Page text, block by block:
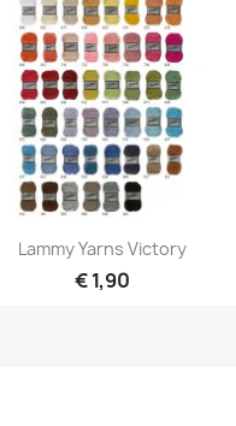
Snel bekijken
Lammy Yarns Victory
€ 1,90